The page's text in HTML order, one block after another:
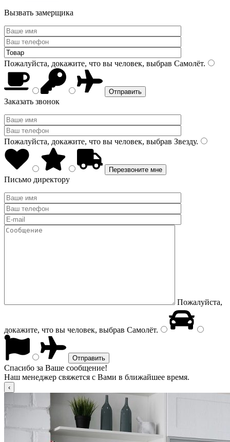
Вызвать замерщика
Пожалуйста, докажите, что вы человек, выбрав Самолёт.
Заказать звонок
Пожалуйста, докажите, что вы человек, выбрав Звезду.
Письмо директору
Пожалуйста,
докажите, что вы человек, выбрав Самолёт.
Спасибо за Ваше сообщение!
Наш менеджер свяжется с Вами в ближайшее время.